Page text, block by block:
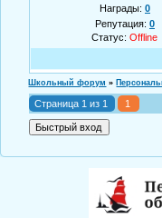
Награды: 0
Репутация: 0
Статус:Offline
Школьный форум »
Страница 1 из 1 1